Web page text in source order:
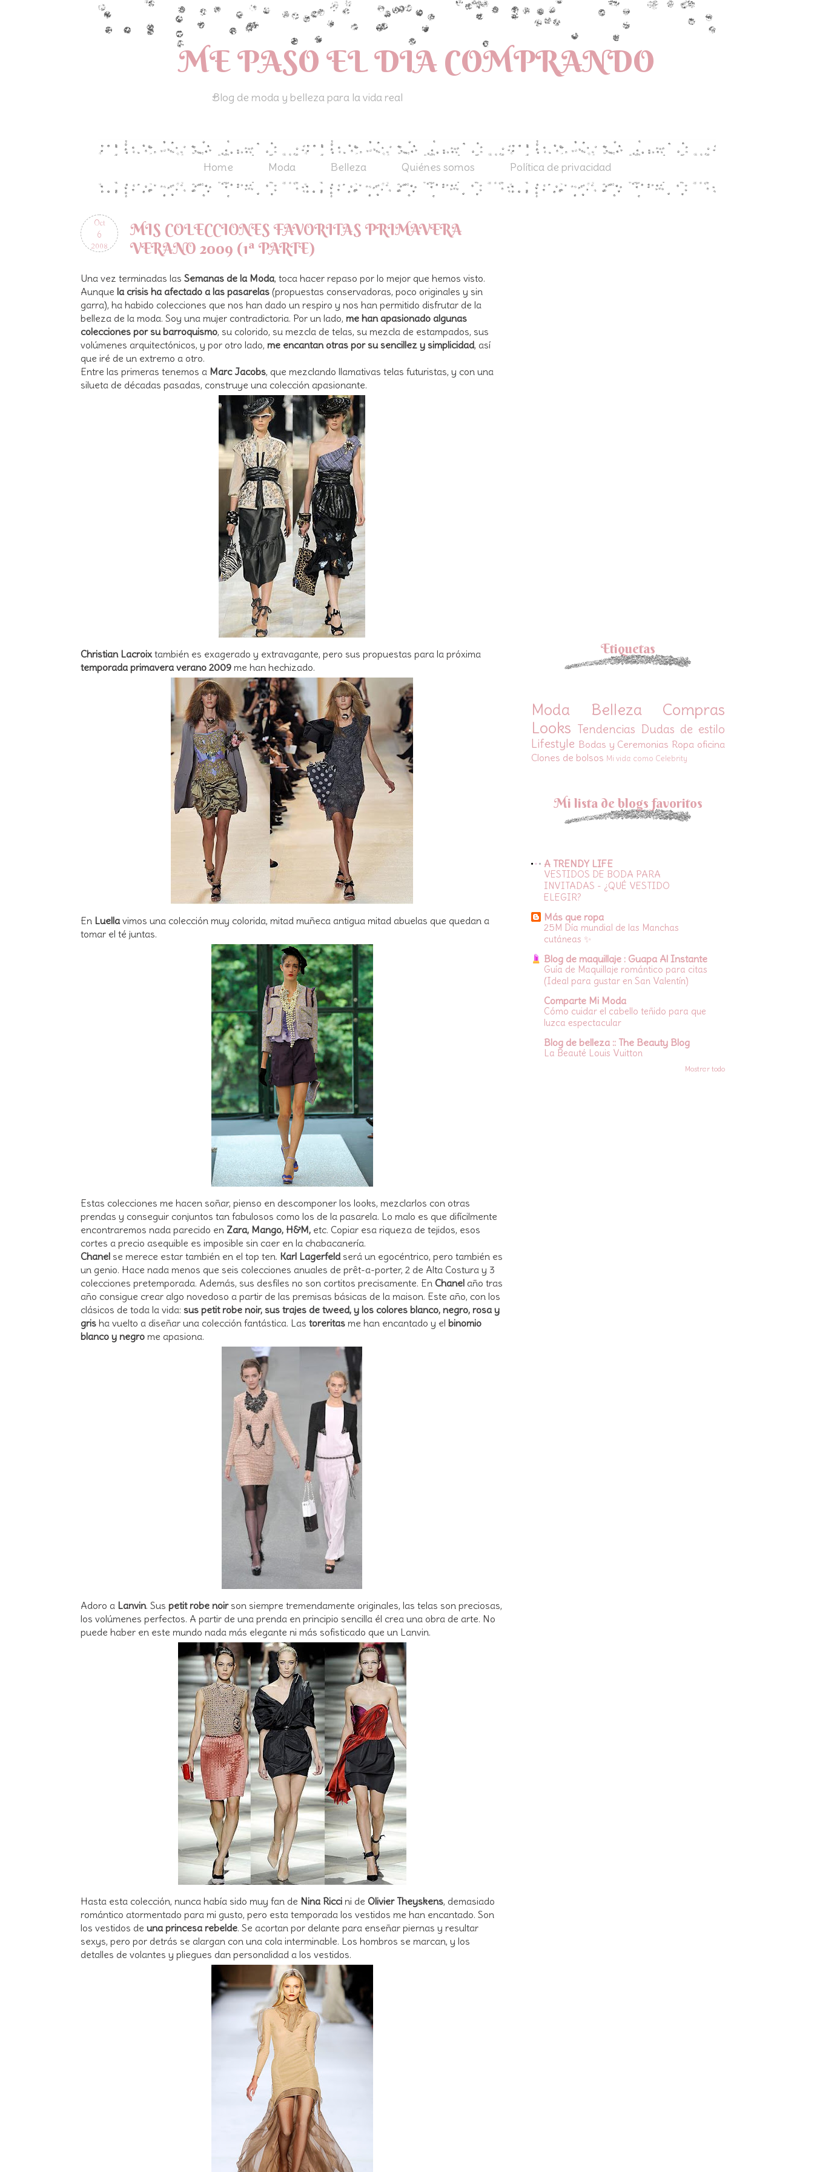
ME PASO EL DIA COMPRANDO
Blog de moda y belleza para la vida real
Home Moda Belleza Quiénes somos Política de privacidad
Oct
6
2008
MIS COLECCIONES FAVORITAS PRIMAVERA
VERANO 2009 (1ª PARTE)
Una vez terminadas las Semanas de la Moda, toca hacer repaso por lo mejor que hemos visto.
Aunque la crisis ha afectado a las pasarelas (propuestas conservadoras, poco originales y sin
garra), ha habido colecciones que nos han dado un respiro y nos han permitido disfrutar de la
belleza de la moda. Soy una mujer contradictoria. Por un lado, me han apasionado algunas
colecciones por su barroquismo, su colorido, su mezcla de telas, su mezcla de estampados, sus
volúmenes arquitectónicos, y por otro lado, me encantan otras por su sencillez y simplicidad, así
que iré de un extremo a otro.
Entre las primeras tenemos a Marc Jacobs, que mezclando llamativas telas futuristas, y con una
silueta de décadas pasadas, construye una colección apasionante.
Christian Lacroixtambién es exagerado y extravagante, pero sus propuestas para la próxima
temporada primavera verano 2009 me han hechizado.
En Luella vimos una colección muy colorida, mitad muñeca antigua mitad abuelas que quedan a
tomar el té juntas.
Estas colecciones me hacen soñar, pienso en descomponer los looks, mezclarlos con otras
prendas y conseguir conjuntos tan fabulosos como los de la pasarela. Lo malo es que difícilmente
encontraremos nada parecido en Zara, Mango, H&M, etc. Copiar esa riqueza de tejidos, esos
cortes a precio asequible es imposible sin caer en la chabacanería.
Chanel se merece estar también en el top ten. Karl Lagerfeldserá un egocéntrico, pero también es
un genio. Hace nada menos que seis colecciones anuales de prêt-a-porter, 2 de Alta Costura y 3
colecciones pretemporada. Además, sus desfiles no son cortitos precisamente. En Chanel año tras
año consigue crear algo novedoso a partir de las premisas básicas de la maison. Este año, con los
clásicos de toda la vida: sus petit robe noir, sus trajes de tweed, y los colores blanco, negro, rosa y
gris ha vuelto a diseñar una colección fantástica. Las toreritas me han encantado y el binomio
blanco y negro me apasiona.
Adoro a Lanvin. Sus petit robe noirson siempre tremendamente originales, las telas son preciosas,
los volúmenes perfectos. A partir de una prenda en principio sencilla él crea una obra de arte. No
puede haber en este mundo nada más elegante ni más sofisticado que un Lanvin.
Hasta esta colección, nunca había sido muy fan de Nina Ricci ni de Olivier Theyskens, demasiado
romántico atormentado para mi gusto, pero esta temporada los vestidos me han encantado. Son
los vestidos de una princesa rebelde. Se acortan por delante para enseñar piernas y resultar
sexys, pero por detrás se alargan con una cola interminable. Los hombros se marcan, y los
detalles de volantes y pliegues dan personalidad a los vestidos.
Etiquetas
Moda Belleza
Compras
Looks Tendencias Dudas de estilo
Lifestyle Bodas y Ceremonias Ropa oficina
Clones de bolsos Mi vida como Celebrity
Mi lista de blogs favoritos
A TRENDY LIFE
VESTIDOS DE BODA PARA
INVITADAS - ¿QUÉ VESTIDO
ELEGIR?
Más que ropa
25M Día mundial de las Manchas
cutáneas ✨
Blog de maquillaje : Guapa Al Instante
Guía de Maquillaje romántico para citas
(Ideal para gustar en San Valentín)
Comparte Mi Moda
Cómo cuidar el cabello teñido para que
luzca espectacular
Blog de belleza :: The Beauty Blog
La Beauté Louis Vuitton
Mostrar todo